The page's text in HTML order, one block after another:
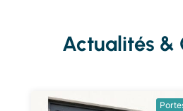
Actualités &